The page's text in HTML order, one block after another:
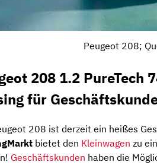
Peugeot 208;
208 1.2 PureTech
für
208 ist derzeit ein heißes
bietet den Kleinwagen zu
Geschäftskunden haben die